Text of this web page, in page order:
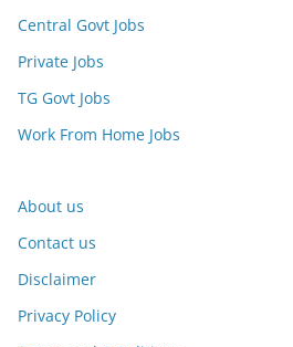
Central Govt Jobs
Private Jobs
TG Govt Jobs
Work From Home Jobs
About us
Contact us
Disclaimer
Privacy Policy